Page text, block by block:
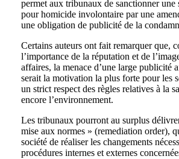
permet aux tribunaux de sanctionner une
pour homicide involontaire par une
une obligation de publicité de la
Certains auteurs ont fait remarquer que,
l’importance de la réputation et de
affaires, la menace d’une large publicité
serait la motivation la plus forte pour les
un strict respect des règles relatives à la
encore l’environnement.
Les tribunaux pourront au surplus
mise aux normes » (remediation order),
société de réaliser les changements
procédures internes et externes